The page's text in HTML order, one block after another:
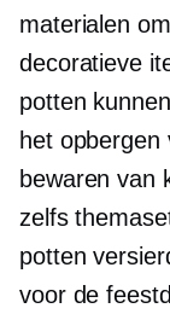
materialen
decoratieve
potten
het
bewaren van
zelfs
potten
voor de